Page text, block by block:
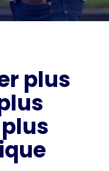
plus